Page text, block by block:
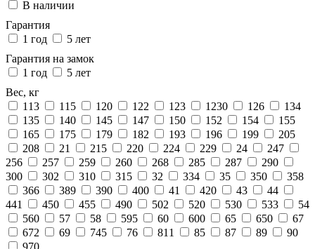
В наличии
Гарантия
1 год
5 лет
Гарантия на замок
1 год
5 лет
Вес, кг
113
115 120 122 123 1230 126
134
135
140 145 147 150 152 154
155
165
175 179 182 193 196 199
205
208
21 215 220 224 229 24
247
256
257 259 260 268 285 287
290
300
302 310 315 32 334 35 350
358
366
389 390 400 41 420 43
44
441
450 455 490 502 520 530 533
54
560
57 58 595 60 600 65 650
67
672
69 745 76 811 85 87 89
90
970